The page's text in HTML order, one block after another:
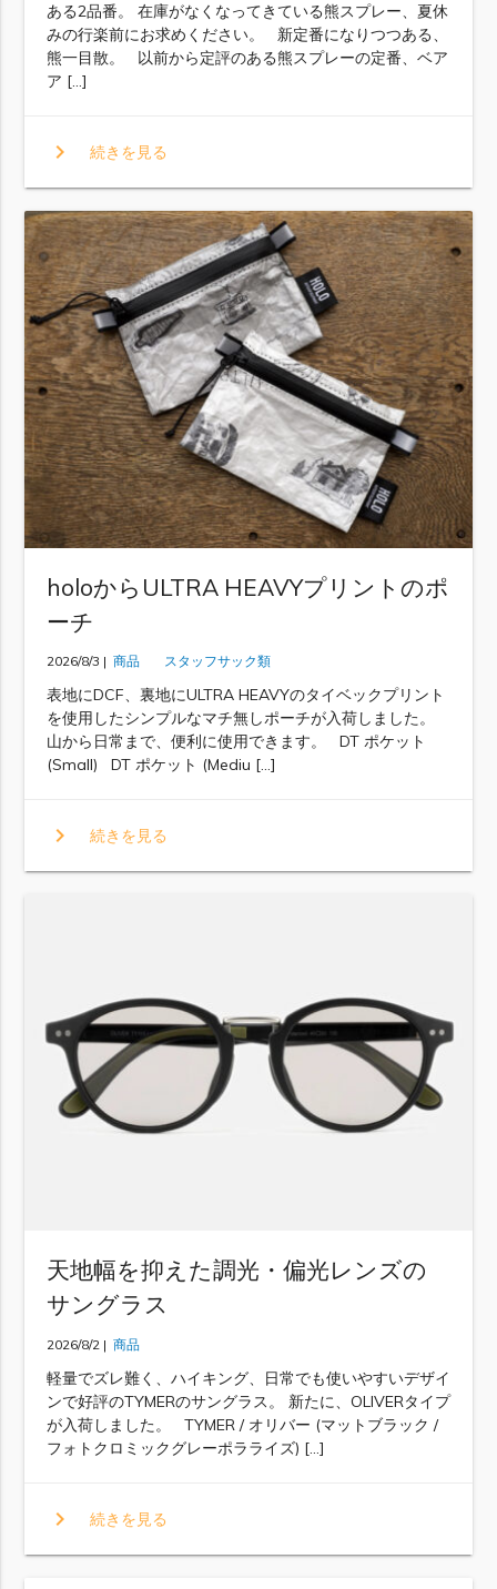
ある2品番。 在庫がなくなってきている熊スプレー、夏休
みの行楽前にお求めください。 新定番になりつつある、
熊一目散。 以前から定評のある熊スプレーの定番、ベア
ア […]
chevron_right 続きを見る
holoからULTRA HEAVYプリントのポ
ーチ
2026/8/3 | 商品 スタッフサック類
表地にDCF、裏地にULTRA HEAVYのタイベックプリント
を使用したシンプルなマチ無しポーチが入荷しました。
山から日常まで、便利に使用できます。 DT ポケット
(Small) DT ポケット (Mediu […]
chevron_right 続きを見る
天地幅を抑えた調光・偏光レンズの
サングラス
2026/8/2 | 商品
軽量でズレ難く、ハイキング、日常でも使いやすいデザイ
ンで好評のTYMERのサングラス。 新たに、OLIVERタイプ
が入荷しました。 TYMER / オリバー (マットブラック /
フォトクロミックグレーポラライズ) […]
chevron_right 続きを見る